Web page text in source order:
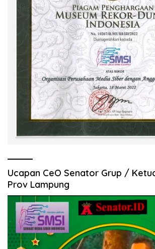
Ucapan CeO Senator Grup /
Prov Lampung